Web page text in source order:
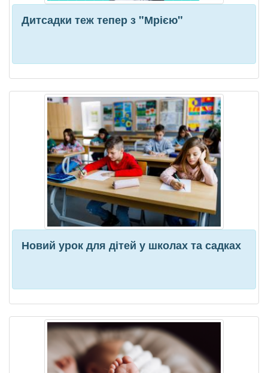
Дитсадки теж тепер з "Мрією"
Новий урок для дітей у школах та садках